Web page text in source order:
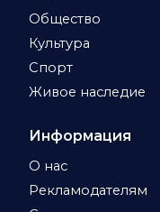
Общество
Культура
Спорт
Живое наследие
Информация
О нас
Рекламодателям